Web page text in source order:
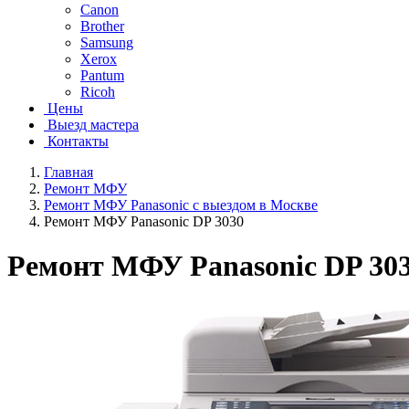
Canon
Brother
Samsung
Xerox
Pantum
Ricoh
Цены
Выезд мастера
Контакты
Главная
Ремонт МФУ
Ремонт МФУ Panasonic с выездом в Москве
Ремонт МФУ Panasonic DP 3030
Ремонт МФУ Panasonic DP